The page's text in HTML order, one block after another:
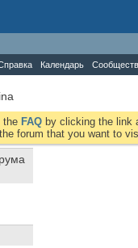
Календарь
the FAQ by clicking the link
forum that you want to